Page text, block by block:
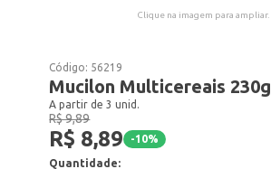
Clique na imagem para ampliar.
Código: 56219
Mucilon Multicereais 230g
A partir de 3 unid.
R$ 9,89
R$ 8,89 -10%
Quantidade: